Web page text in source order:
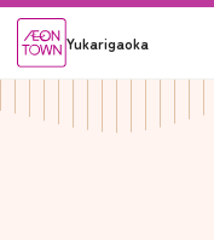
Yukarigaoka